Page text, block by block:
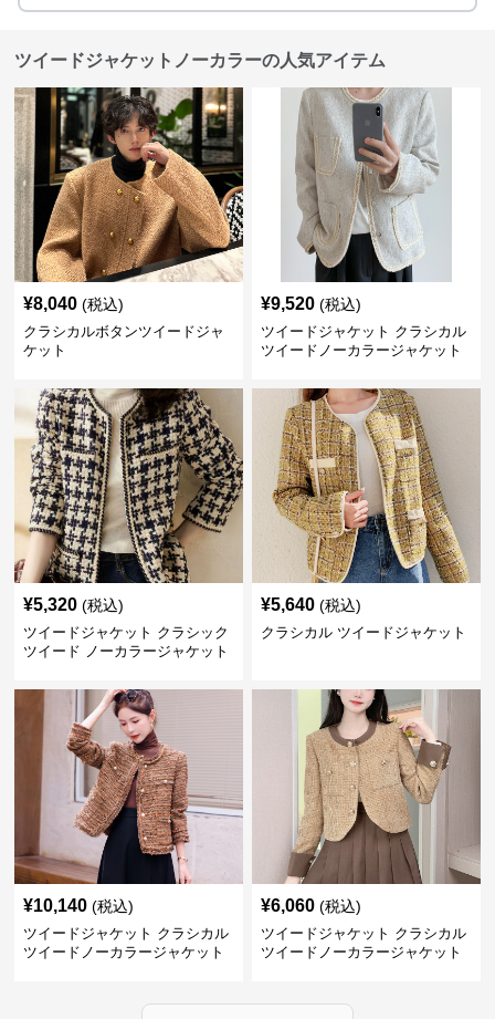
ツイードジャケットノーカラーの人気アイテム
¥8,040 (税込)
クラシカルボタンツイードジャ
ケット
¥9,520 (税込)
ツイードジャケット クラシカル
ツイードノーカラージャケット
¥5,320 (税込)
ツイードジャケット クラシック
ツイード ノーカラージャケット
¥5,640 (税込)
クラシカル ツイードジャケット
¥10,140 (税込)
ツイードジャケット クラシカル
ツイードノーカラージャケット
¥6,060 (税込)
ツイードジャケット クラシカル
ツイードノーカラージャケット